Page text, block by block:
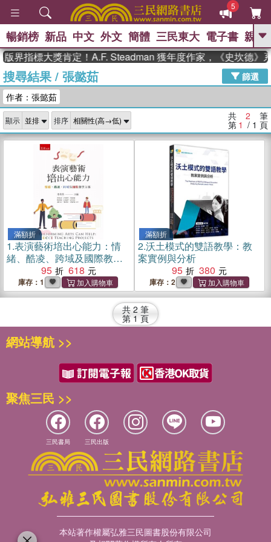
5
GO
高希均教授回憶錄
、 The Odyssey 、 父親節 、 如果歷
獎 臺灣漫遊錄 、 方念華 、 台灣的李
登輝時代
數學女孩：黎曼猜想 、
偉大的迷走神經
暢銷榜 新品 中文 外文 簡體 三民東大 電子書 親子
界指標大獎肯定！A.F. Steadman 獲年度作家，《史坎德》
搜尋結果/ 張懿茹
篩選
作者：張懿茹
顯示 排序 共 2 筆
第 1 / 1 頁
滿額折
1.表演藝術培出心能力：情
緒、酷凌、跨域及國際教學
95 618
庫存：1
滿額折
2.沃土模式的雙語教學：教
案實例與分析
95
380
庫存：2
共 2 筆
第 1 頁
網站導航 >>
聚焦三民 >>
三民書局 三民出版
本站著作權屬弘雅三民圖書股份有限公司